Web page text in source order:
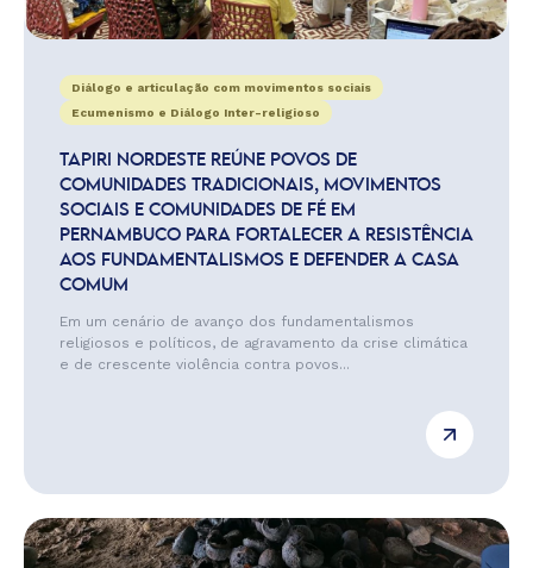
Diálogo e articulação com movimentos sociais
Ecumenismo e Diálogo Inter-religioso
TAPIRI NORDESTE REÚNE POVOS DE
COMUNIDADES TRADICIONAIS, MOVIMENTOS
SOCIAIS E COMUNIDADES DE FÉ EM
PERNAMBUCO PARA FORTALECER A RESISTÊNCIA
AOS FUNDAMENTALISMOS E DEFENDER A CASA
COMUM
Em um cenário de avanço dos fundamentalismos
religiosos e políticos, de agravamento da crise climática
e de crescente violência contra povos...